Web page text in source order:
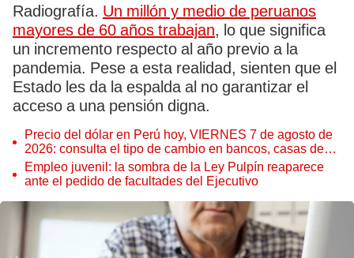
Radiografía. Un millón y medio de peruanos
mayores de 60 años trabajan, lo que significa
un incremento respecto al año previo a la
pandemia. Pese a esta realidad, sienten que el
Estado les da la espalda al no garantizar el
acceso a una pensión digna.
Precio del dólar en Perú hoy, VIERNES 7 de agosto de
2026: consulta el tipo de cambio en bancos, casas de
cambio y plataformas digitales
Empleo juvenil: la sombra de la Ley Pulpín reaparece
ante el pedido de facultades del Ejecutivo